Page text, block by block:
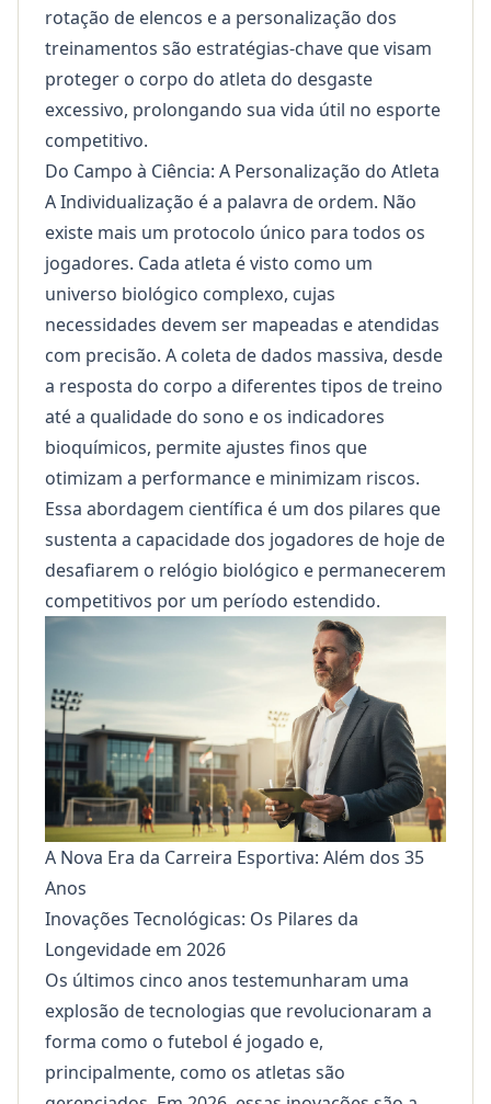
rotação de elencos e a personalização dos
treinamentos são estratégias-chave que visam
proteger o corpo do atleta do desgaste
excessivo, prolongando sua vida útil no esporte
competitivo.
Do Campo à Ciência: A Personalização do Atleta
A Individualização é a palavra de ordem. Não
existe mais um protocolo único para todos os
jogadores. Cada atleta é visto como um
universo biológico complexo, cujas
necessidades devem ser mapeadas e atendidas
com precisão. A coleta de dados massiva, desde
a resposta do corpo a diferentes tipos de treino
até a qualidade do sono e os indicadores
bioquímicos, permite ajustes finos que
otimizam a performance e minimizam riscos.
Essa abordagem científica é um dos pilares que
sustenta a capacidade dos jogadores de hoje de
desafiarem o relógio biológico e permanecerem
competitivos por um período estendido.
A Nova Era da Carreira Esportiva: Além dos 35
Anos
Inovações Tecnológicas: Os Pilares da
Longevidade em 2026
Os últimos cinco anos testemunharam uma
explosão de tecnologias que revolucionaram a
forma como o futebol é jogado e,
principalmente, como os atletas são